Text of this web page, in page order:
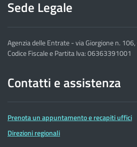
Sede Legale
Agenzia delle Entrate - via Giorgione n.
Codice Fiscale e Partita Iva: 06363391001
Contatti e assistenza
Prenota un appuntamento e recapiti uffici
Direzioni regionali